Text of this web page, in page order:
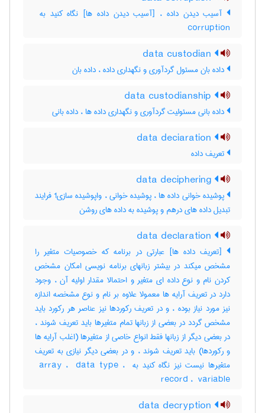
corruption
داده بان مسئول گردآوری و نگهداری داده ، داده ‌بان
داده بانی مسئولیت گردآوری و نگهداری داده ها ، داده ‌بانی
تعریف داده
پوشیده خوانی داده ها ، پوشیده خوانی ، واپوشیده سازی1 فرایند
تبدیل داده های درهم و پوشیده به داده های روشن
[تعریف داده ها] عبارتی در برنامه که خصوصیات متغیر را
مشخص میکند در بیشتر زبانهای برنامه نویسی امکان مشخص
کردن نام و نوع داده ای متغیر و احتمالا مقدار اولیه آن ، وجود
دارد در تعریف آرایه ها معمولا علاوه بر نام و نوع مشخصه اندازه
نیز مورد نیاز بوده ، و در تعریف رکوردها نیز عناصر هر رکورد باید
مشخص گردد در بعضی از زبانها تمام متغیرها باید تعریف شوند ،
در بعضی دیگر از زبانها فقط انواع خاصی از متغیرها (اغلب آرایه ها
و رکوردها) باید تعریف شوند ، و در بعضی دیگر نیازی به تعریف
متغیرها نیست نیز نگاه کنید به ‎ array ، ‎ data type ، ‎
record ، ‎ variable